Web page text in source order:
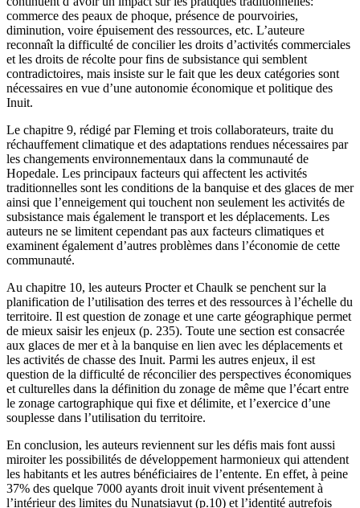
commerce des peaux de phoque, présence de pourvoiries,
diminution, voire épuisement des ressources, etc. L’auteure
reconnaît la difficulté de concilier les droits d’activités commerciales
et les droits de récolte pour fins de subsistance qui semblent
contradictoires, mais insiste sur le fait que les deux catégories sont
nécessaires en vue d’une autonomie économique et politique des
Inuit.
Le chapitre 9, rédigé par Fleming et trois collaborateurs, traite du
réchauffement climatique et des adaptations rendues nécessaires par
les changements environnementaux dans la communauté de
Hopedale. Les principaux facteurs qui affectent les activités
traditionnelles sont les conditions de la banquise et des glaces de mer
ainsi que l’enneigement qui touchent non seulement les activités de
subsistance mais également le transport et les déplacements. Les
auteurs ne se limitent cependant pas aux facteurs climatiques et
examinent également d’autres problèmes dans l’économie de cette
communauté.
Au chapitre 10, les auteurs Procter et Chaulk se penchent sur la
planification de l’utilisation des terres et des ressources à l’échelle du
territoire. Il est question de zonage et une carte géographique permet
de mieux saisir les enjeux (p. 235). Toute une section est consacrée
aux glaces de mer et à la banquise en lien avec les déplacements et
les activités de chasse des Inuit. Parmi les autres enjeux, il est
question de la difficulté de réconcilier des perspectives économiques
et culturelles dans la définition du zonage de même que l’écart entre
le zonage cartographique qui fixe et délimite, et l’exercice d’une
souplesse dans l’utilisation du territoire.
En conclusion, les auteurs reviennent sur les défis mais font aussi
miroiter les possibilités de développement harmonieux qui attendent
les habitants et les autres bénéficiaires de l’entente. En effet, à peine
37% des quelque 7000 ayants droit inuit vivent présentement à
l’intérieur des limites du Nunatsiavut (p.10) et l’identité autrefois